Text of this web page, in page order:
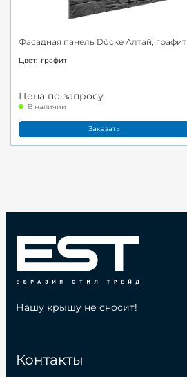
Фасадная панель Döcke Алтай, графит
Цвет: графит
Цена по запросу
В наличии
Заказать
Контакты
Нашу крышу не сносит!